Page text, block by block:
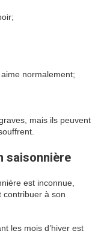
aime normalement;
mais ils peuvent
saisonnière
est inconnue,
contribuer à son
les mois d’hiver est